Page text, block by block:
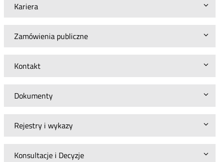
Kariera
Zamówienia publiczne
Kontakt
Dokumenty
Rejestry i wykazy
Konsultacje i Decyzje